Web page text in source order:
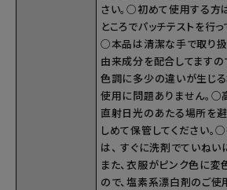
さい。○初めて使用する方
ところでパッチテストを行
○本品は清潔な手で取り扱
由来成分を配合してますの
色調に多少の違いが生じ
使用に問題ありません。○
直射日光のあたる場所を避
しめて保管してください
は、 すぐに洗剤でていねい
また、衣服がピンク色に
ので、塩素系漂白剤のご使